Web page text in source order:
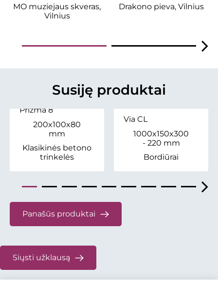
MO muziejaus skveras,
Vilnius
Drakono pieva, Vilnius
Susiję produktai
Prizma 8
200x100x80
mm
Klasikinės betono
trinkelės
Via CL
1000x150x300
- 220 mm
Bordiūrai
Panašūs produktai
Siųsti užklausą